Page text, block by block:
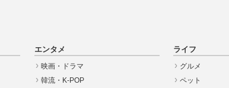
エンタメ
映画・ドラマ
韓流・K-POP
ライフ
グルメ
ペット